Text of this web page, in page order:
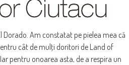
Dorado. Am constatat pe pielea mea că
cât de mulţi doritori de Land of
pentru onoarea asta, de a respira un